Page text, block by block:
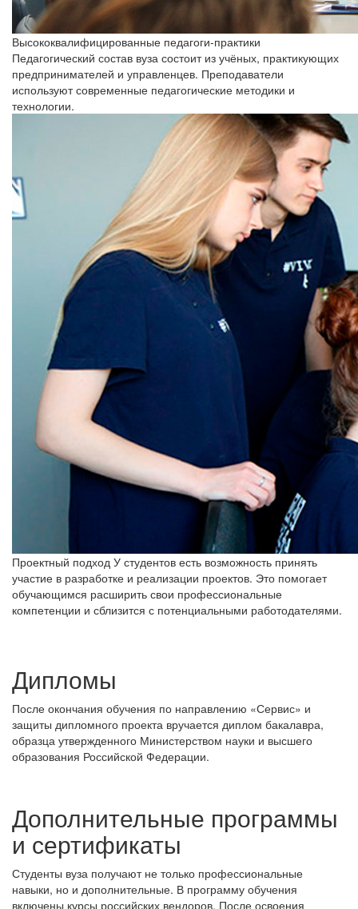
Высококвалифицированные педагоги-практики
Педагогический состав вуза состоит из учёных, практикующих
предпринимателей и управленцев. Преподаватели
используют современные педагогические методики и
технологии.
Проектный подход У студентов есть возможность принять
участие в разработке и реализации проектов. Это помогает
обучающимся расширить свои профессиональные
компетенции и сблизится с потенциальными работодателями.
Дипломы
После окончания обучения по направлению «Сервис» и
защиты дипломного проекта вручается диплом бакалавра,
образца утвержденного Министерством науки и высшего
образования Российской Федерации.
Дополнительные программы
и сертификаты
Студенты вуза получают не только профессиональные
навыки, но и дополнительные. В программу обучения
включены курсы российских вендоров. После освоения